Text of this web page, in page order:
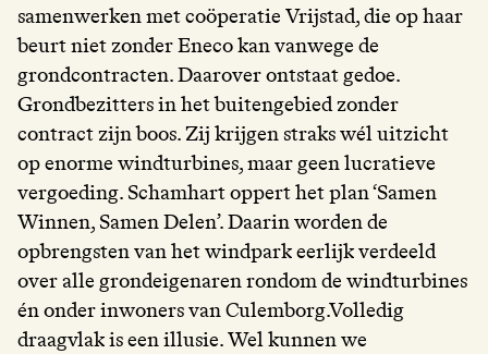
samenwerken met coöperatie Vrijstad, die op haar
beurt niet zonder Eneco kan vanwege de
grondcontracten. Daarover ontstaat gedoe.
Grondbezitters in het buitengebied zonder
contract zijn boos. Zij krijgen straks wél uitzicht
op enorme windturbines, maar geen lucratieve
vergoeding. Schamhart oppert het plan ‘Samen
Winnen, Samen Delen’. Daarin worden de
opbrengsten van het windpark eerlijk verdeeld
over alle grondeigenaren rondom de windturbines
én onder inwoners van Culemborg.Volledig
draagvlak is een illusie. Wel kunnen we